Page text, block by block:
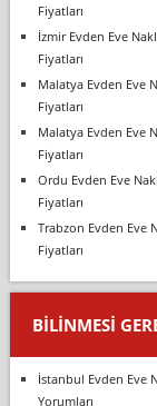
Fiyatları
İzmir Evden Eve
Fiyatları
Malatya Evden Eve
Fiyatları
Malatya Evden Eve
Fiyatları
Ordu Evden Eve
Fiyatları
Trabzon Evden Eve
Fiyatları
BILINMESI
İstanbul Evden Eve
Yorumları